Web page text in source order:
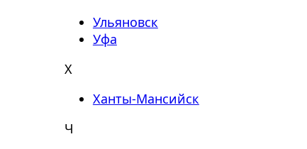
Ульяновск
Уфа
Х
Ханты-Мансийск
Ч